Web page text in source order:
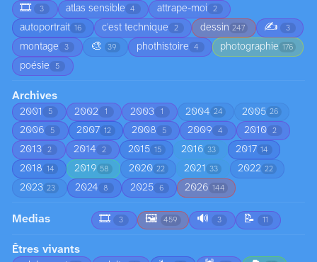
🎞️
3 atlas sensible 4 attrape-moi 2
autoportrait 16 c'est technique 2 dessin 247 ✍️ 3
montage 3 🎨 39 phothistoire 4 photographie 176
poésie 5
Archives
2001 5 2002 1 2003 1 2004 24 2005 26
2006 5 2007 12 2008 5 2009 4 2010 2
2013 2 2014 2 2015 15 2016 33 2017 14
2018 14 2019 58 2020 22 2021 33 2022 22
2023 23 2024 8 2025 6 2026 144
Medias 🎞️ 3 🖼️ 459 🔊 3 📝 11
Êtres vivants